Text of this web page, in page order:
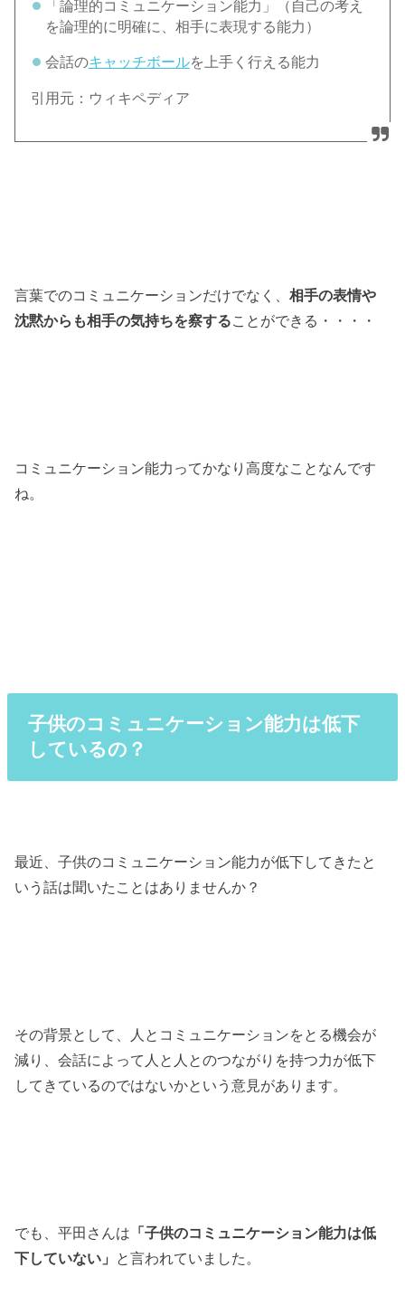
「論理的コミュニケーション能力」（自己の考え
を論理的に明確に、相手に表現する能力）
会話のキャッチボールを上手く行える能力
引用元：ウィキペディア
言葉でのコミュニケーションだけでなく、相手の表情や
沈黙からも相手の気持ちを察することができる・・・・
コミュニケーション能力ってかなり高度なことなんです
ね。
子供のコミュニケーション能力は低下
しているの？
最近、子供のコミュニケーション能力が低下してきたと
いう話は聞いたことはありませんか？
その背景として、人とコミュニケーションをとる機会が
減り、会話によって人と人とのつながりを持つ力が低下
してきているのではないかという意見があります。
でも、平田さんは 「子供のコミュニケーション能力は低
下していない」 と言われていました。